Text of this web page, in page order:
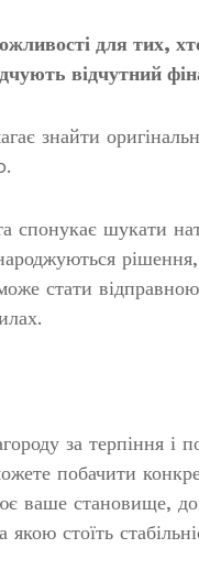
для тих,
відчутний
знайти
спонукає шукати
стати
за терпіння і
побачити
ваше становище,
стоїть